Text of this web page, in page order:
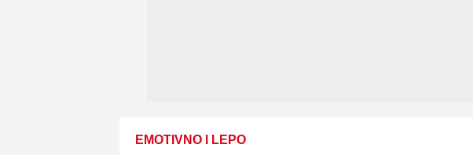
EMOTIVNO I LEPO